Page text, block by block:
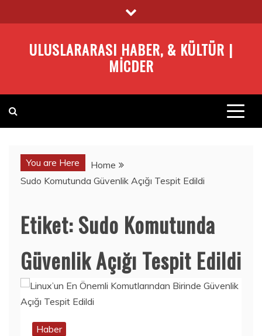
to
ULUSLARARASI HABER, & KÜLTÜR |
MICDER
You are Here
Home
Sudo Komutunda Güvenlik Açığı Tespit Edildi
Etiket:Sudo Komutunda
Güvenlik Açığı Tespit Edildi
Haber